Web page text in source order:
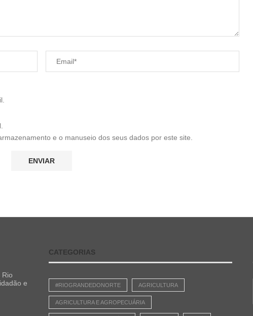
e o manuseio dos seus dados por este site.
e
CATEGORIAS
#RIOGRANDEDONORTE AGRICULTURA
AGRICULTURA E AGROPECUÁRIA